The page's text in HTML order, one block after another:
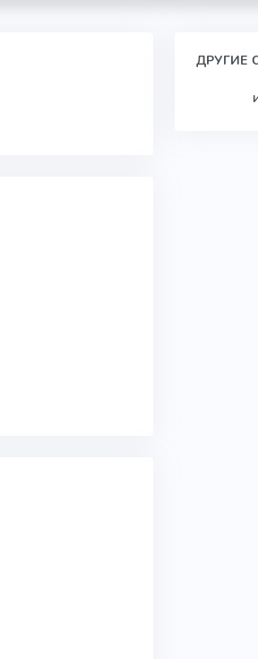
ДРУГИЕ